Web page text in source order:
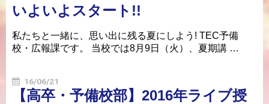
いよいよスタート!!
私たちと一緒に、思い出に残る夏にしよう! TEC予備
校・広報課です。 当校では8月9日（火）、夏期講 …
16/06/21
【高卒・予備校部】2016年ライブ授